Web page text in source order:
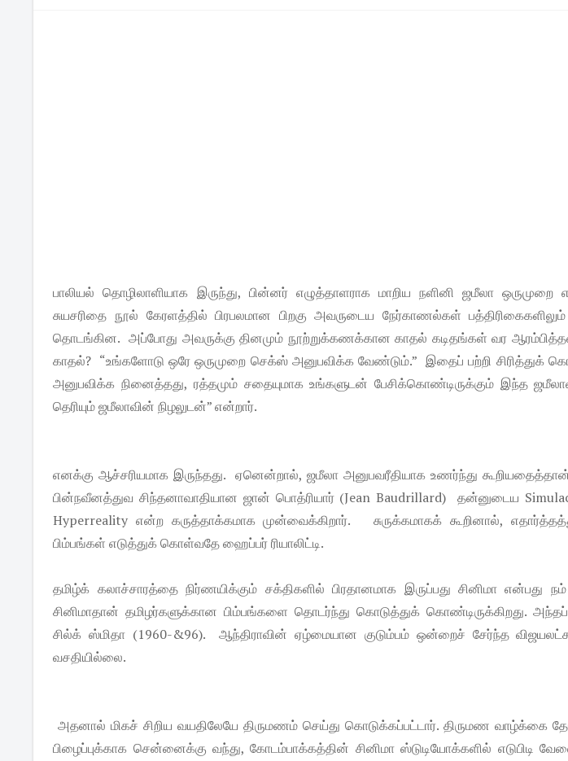
பாலியல் தொழிலாளியாக இருந்து, பின்னர் எழுத்தாளராக மாறிய நளினி ஜமீலா ஒருமுறை
சுயசரிதை நூல் கேரளத்தில் பிரபலமான பிறகு அவருடைய நேர்காணல்கள்
தொடங்கின. அப்போது அவருக்கு தினமும் நூற்றுக்கணக்கான காதல் கடிதங்கள் வர
காதல்? “உங்களோடு ஒரே ஒருமுறை செக்ஸ் அனுபவிக்க வேண்டும்.” இதைப் பற்றி சிரித்துக்
அனுபவிக்க நினைத்தது, ரத்தமும் சதையுமாக உங்களுடன் பேசிக்கொண்டிருக்கும் இந்த
தெரியும் ஜமீலாவின் நிழலுடன்” என்றார்.
எனக்கு ஆச்சரியமாக இருந்தது. ஏனென்றால், ஜமீலா அனுபவரீதியாக உணர்ந்து
பின்நவீனத்துவ சிந்தனாவாதியான ஜான் பொத்ரியார் (Jean Baudrillard) தன்னுடைய
Hyperreality என்ற கருத்தாக்கமாக முன்வைக்கிறார். சுருக்கமாகக் கூறினால்,
பிம்பங்கள் எடுத்துக் கொள்வதே ஹைப்பர் ரியாலிட்டி.
தமிழ்க் கலாச்சாரத்தை நிர்ணயிக்கும் சக்திகளில் பிரதானமாக இருப்பது சினிமா என்பது
சினிமாதான் தமிழர்களுக்கான பிம்பங்களை தொடர்ந்து கொடுத்துக் கொண்டிருக்கிறது.
சில்க் ஸ்மிதா (1960-&96). ஆந்திராவின் ஏழ்மையான குடும்பம் ஒன்றைச் சேர்ந்த
வசதியில்லை.
அதனால் மிகச் சிறிய வயதிலேயே திருமணம் செய்து கொடுக்கப்பட்டார். திருமண வாழ்க்கை
பிழைப்புக்காக சென்னைக்கு வந்து, கோடம்பாக்கத்தின் சினிமா ஸ்டுடியோக்களில் எடுபிடி